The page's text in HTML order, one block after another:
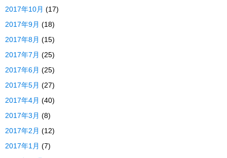
2017年10月 (17)
2017年9月 (18)
2017年8月 (15)
2017年7月 (25)
2017年6月 (25)
2017年5月 (27)
2017年4月 (40)
2017年3月 (8)
2017年2月 (12)
2017年1月 (7)